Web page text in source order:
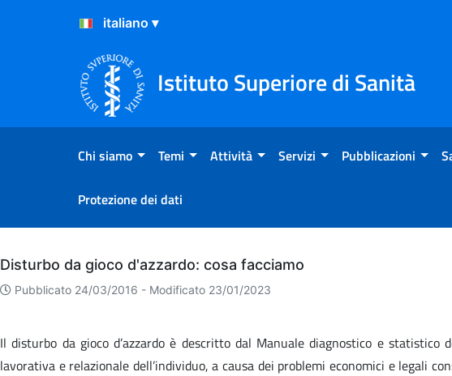
Salta al Contenuto
Salta al Footer
Istituto Superiore di Sanità
Chi siamo Temi Attività Servizi Pubblicazioni
Protezione dei dati
Archivio
Disturbo da gioco d'azzardo: cosa facciamo
Pubblicato 24/03/2016 - Modificato 23/01/2023
Il disturbo da gioco d’azzardo è descritto dal Manuale diagnostico e
lavorativa e relazionale dell’individuo, a causa dei problemi economici e legali